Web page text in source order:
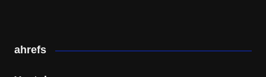
ahrefs